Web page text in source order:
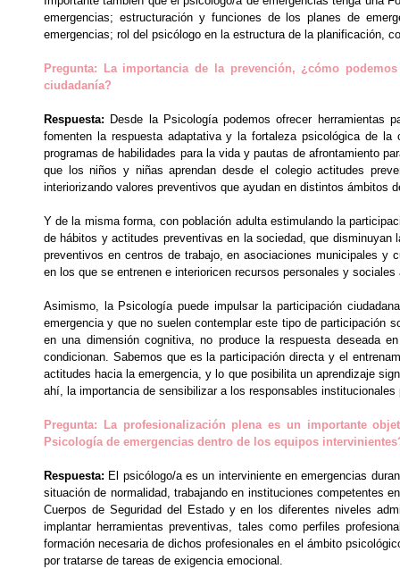
emergencias; estructuración y funciones de los planes de
emergencias; rol del psicólogo en la estructura de la planificación,
Pregunta: La importancia de la prevención, ¿cómo
ciudadanía?
Respuesta: Desde la Psicología podemos ofrecer herramientas
fomenten la respuesta adaptativa y la fortaleza psicológica de
programas de habilidades para la vida y pautas de afrontamiento
que los niños y niñas aprendan desde el colegio actitudes
interiorizando valores preventivos que ayudan en distintos ámbitos
Y de la misma forma, con población adulta estimulando la
de hábitos y actitudes preventivas en la sociedad, que
preventivos en centros de trabajo, en asociaciones municipales y
en los que se entrenen e interioricen recursos personales y
Asimismo, la Psicología puede impulsar la participación
emergencia y que no suelen contemplar este tipo de participación
en una dimensión cognitiva, no produce la respuesta deseada
condicionan. Sabemos que es la participación directa y el
actitudes hacia la emergencia, y lo que posibilita un aprendizaje
ahí, la importancia de sensibilizar a los responsables
Pregunta: La profesionalización plena es un importante
Psicología de emergencias dentro de los equipos
Respuesta: El psicólogo/a es un interviniente en emergencias
situación de normalidad, trabajando en instituciones competentes
Cuerpos de Seguridad del Estado y en los diferentes niveles
implantar herramientas preventivas, tales como perfiles
formación necesaria de dichos profesionales en el ámbito
por tratarse de tareas de exigencia emocional.